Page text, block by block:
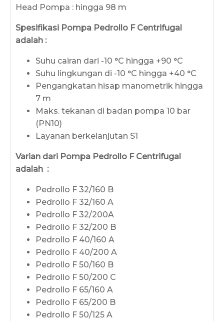
Head Pompa : hingga 98 m
Spesifikasi Pompa Pedrollo F Centrifugal
adalah :
Suhu cairan dari -10 °C hingga +90 °C
Suhu lingkungan di -10 °C hingga +40 °C
Pengangkatan hisap manometrik hingga
7 m
Maks. tekanan di badan pompa 10 bar
(PN10)
Layanan berkelanjutan S1
Varian dari Pompa Pedrollo F Centrifugal
adalah :
Pedrollo F 32/160 B
Pedrollo F 32/160 A
Pedrollo F 32/200A
Pedrollo F 32/200 B
Pedrollo F 40/160 A
Pedrollo F 40/200 A
Pedrollo F 50/160 B
Pedrollo F 50/200 C
Pedrollo F 65/160 A
Pedrollo F 65/200 B
Pedrollo F 50/125 A